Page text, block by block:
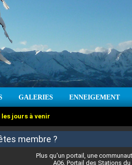
GALERIES ENNEIGEMENT
jours à venir
membre ?
Plus qu'un portail, une
A06, Portail des Stations du